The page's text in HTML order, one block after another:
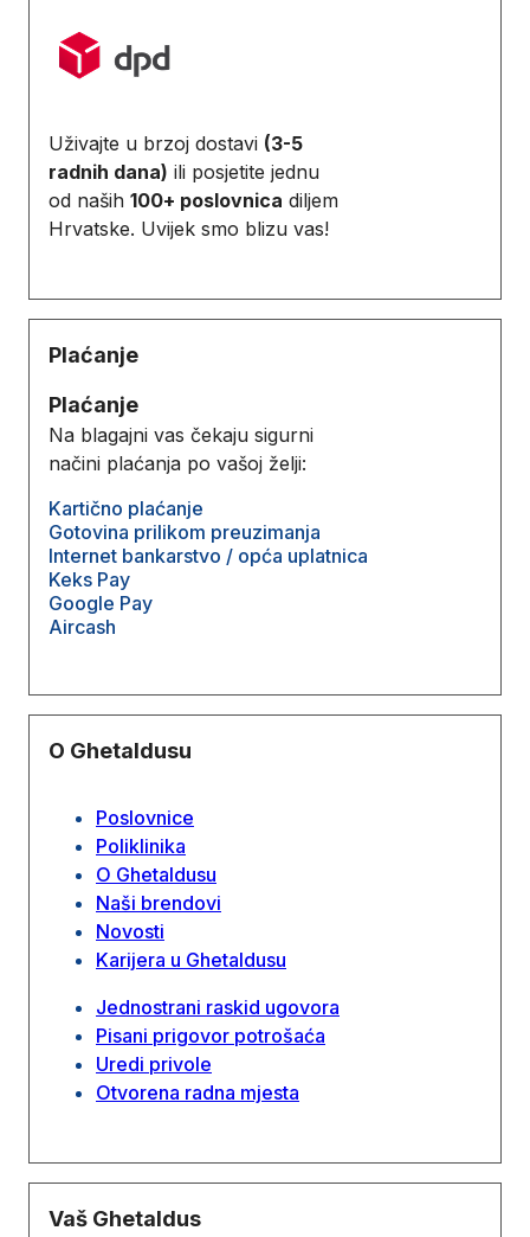
Uživajte u brzoj dostavi (3-5
radnih dana) ili posjetite jednu
od naših 100+ poslovnica diljem
Hrvatske. Uvijek smo blizu vas!
Plaćanje
Plaćanje
Na blagajni vas čekaju sigurni
načini plaćanja po vašoj želji:
Kartično plaćanje
Gotovina prilikom preuzimanja
Internet bankarstvo / opća uplatnica
Keks Pay
Google Pay
Aircash
O Ghetaldusu
Poslovnice
Poliklinika
O Ghetaldusu
Naši brendovi
Novosti
Karijera u Ghetaldusu
Jednostrani raskid ugovora
Pisani prigovor potrošaća
Uredi privole
Otvorena radna mjesta
Vaš Ghetaldus